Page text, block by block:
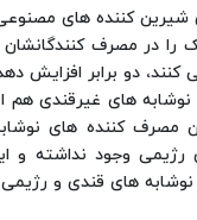
شیرین کننده های
را در مصرف کنندگانشان
کنند، دو برابر افزایش
نوشابه های غیرقندی هم
مصرف کننده های
رژیمی وجود نداشته و
های قندی و